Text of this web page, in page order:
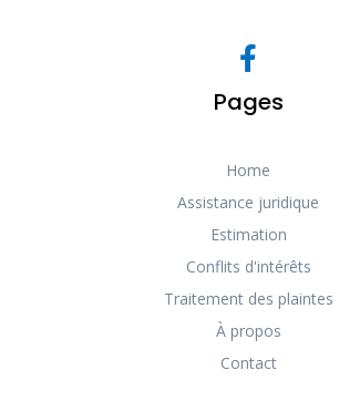
Pages
Home
Assistance juridique
Estimation
Conflits d'intérêts
Traitement des plaintes
À propos
Contact